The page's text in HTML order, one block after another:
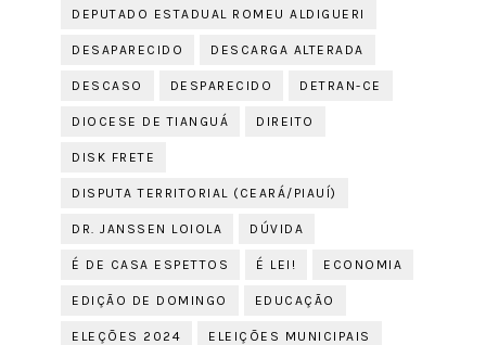
DEPUTADO ESTADUAL ROMEU ALDIGUERI
DESAPARECIDO DESCARGA ALTERADA
DESCASO DESPARECIDO DETRAN-CE
DIOCESE DE TIANGUÁ DIREITO
DISK FRETE
DISPUTA TERRITORIAL (CEARÁ/PIAUÍ)
DR. JANSSEN LOIOLA DÚVIDA
É DE CASA ESPETTOS É LEI! ECONOMIA
EDIÇÃO DE DOMINGO EDUCAÇÃO
ELEÇÕES 2024 ELEIÇÕES MUNICIPAIS